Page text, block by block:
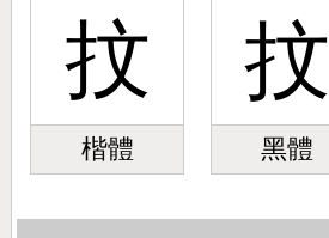
Pinyin Word Index
抆
楷體
抆
黑體